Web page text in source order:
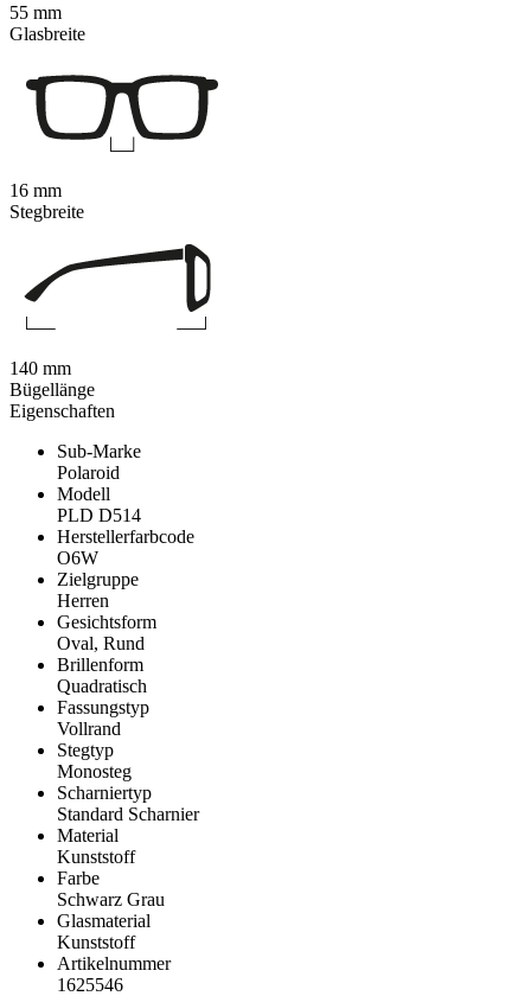
Eigenschaften
Sub-Marke
Polaroid
Modell
PLD D514
Herstellerfarbcode
O6W
Zielgruppe
Herren
Gesichtsform
Oval, Rund
Brillenform
Quadratisch
Fassungstyp
Vollrand
Stegtyp
Monosteg
Scharniertyp
Standard Scharnier
Material
Kunststoff
Farbe
Schwarz Grau
Glasmaterial
Kunststoff
Artikelnummer
1625546
55 mm
Glasbreite
16 mm
Stegbreite
140 mm
Bügellänge